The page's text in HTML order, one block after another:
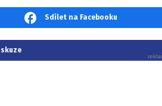
Sdílet na Facebooku